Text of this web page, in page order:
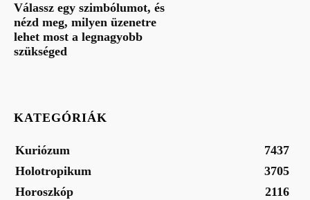
Válassz egy szimbólumot, és
nézd meg, milyen üzenetre
lehet most a legnagyobb
szükséged
KATEGÓRIÁK
Kuriózum
7437
Holotropikum
3705
Horoszkóp
2116